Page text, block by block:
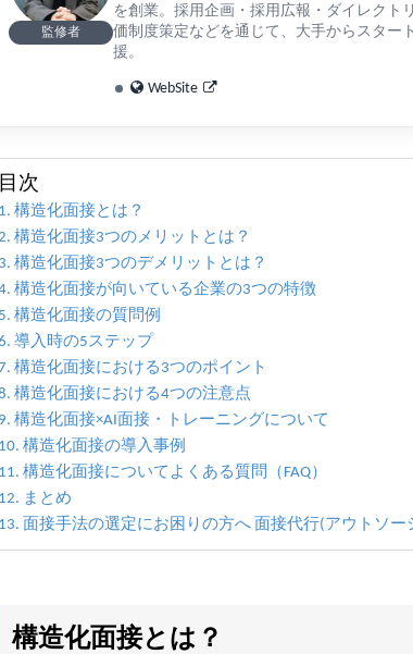
監修者
を創業。採用企画・採用広報・ダイレクト
価制度策定などを通じて、大手からスター
援。
WebSite
目次
構造化面接とは？
構造化面接3つのメリットとは？
構造化面接3つのデメリットとは？
構造化面接が向いている企業の3つの特徴
構造化面接の質問例
導入時の5ステップ
構造化面接における3つのポイント
構造化面接における4つの注意点
構造化面接×AI面接・トレーニングについて
構造化面接の導入事例
構造化面接についてよくある質問（FAQ）
まとめ
面接手法の選定にお困りの方へ 面接代行(アウトソ
構造化面接とは？